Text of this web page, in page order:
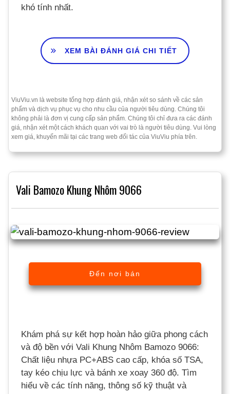
khó tính nhất.
XEM BÀI ĐÁNH GIÁ CHI TIẾT
ViuViu.vn là website tổng hợp đánh giá, nhận xét so sánh về các sản
phẩm và dịch vụ phục vụ cho nhu cầu của người tiêu dùng. Chúng tôi
không phải là đơn vị cung cấp sản phẩm. Chúng tôi chỉ đưa ra các đánh
giá, nhận xét một cách khách quan với vai trò là người tiêu dùng. Vui lòng
xem giá, khuyến mãi tại các trang web đối tác của ViuViu phía trên.
Vali Bamozo Khung Nhôm 9066
Đến nơi bán
Khám phá sự kết hợp hoàn hảo giữa phong cách
và độ bền với Vali Khung Nhôm Bamozo 9066:
Chất liệu nhựa PC+ABS cao cấp, khóa số TSA,
tay kéo chịu lực và bánh xe xoay 360 độ. Tìm
hiểu về các tính năng, thông số kỹ thuật và